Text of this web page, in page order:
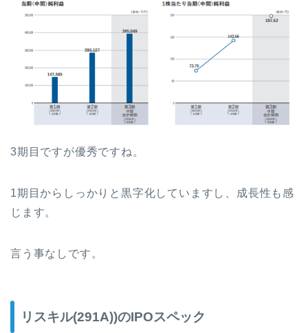
3期目ですが優秀ですね。
1期目からしっかりと黒字化していますし、成長性も感
じます。
言う事なしです。
リスキル(291A))のIPOスペック